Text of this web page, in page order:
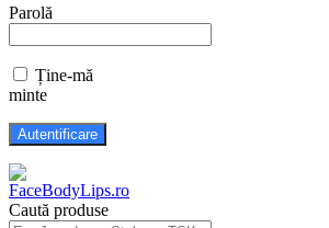
Parolă
Ține-mă
minte
Caută produse